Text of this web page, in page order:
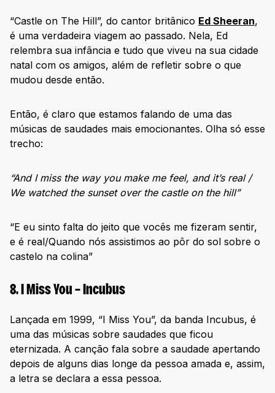
“Castle on The Hill”, do cantor britânico Ed Sheeran,
é uma verdadeira viagem ao passado. Nela, Ed
relembra sua infância e tudo que viveu na sua cidade
natal com os amigos, além de refletir sobre o que
mudou desde então.
Então, é claro que estamos falando de uma das
músicas de saudades mais emocionantes. Olha só esse
trecho:
“And I miss the way you make me feel, and it’s real /
We watched the sunset over the castle on the hill”
“E eu sinto falta do jeito que vocês me fizeram sentir,
e é real/Quando nós assistimos ao pôr do sol sobre o
castelo na colina”
8. I Miss You – Incubus
Lançada em 1999, “I Miss You”, da banda Incubus, é
uma das músicas sobre saudades que ficou
eternizada. A canção fala sobre a saudade apertando
depois de alguns dias longe da pessoa amada e, assim,
a letra se declara a essa pessoa.